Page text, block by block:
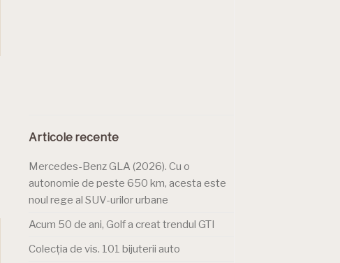
Articole recente
Mercedes-Benz GLA (2026). Cu o
autonomie de peste 650 km, acesta este
noul rege al SUV-urilor urbane
Acum 50 de ani, Golf a creat trendul GTI
Colecția de vis. 101 bijuterii auto